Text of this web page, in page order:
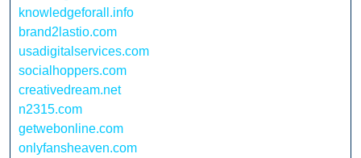
knowledgeforall.info
brand2lastio.com
usadigitalservices.com
socialhoppers.com
creativedream.net
n2315.com
getwebonline.com
onlyfansheaven.com